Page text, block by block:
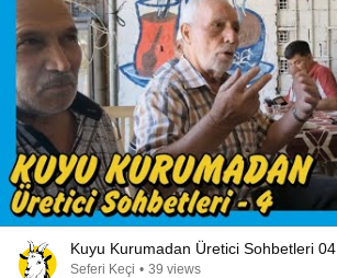
Kuyu Kurumadan Üretici Sohbetleri 04
Seferi Keçi • 39 views